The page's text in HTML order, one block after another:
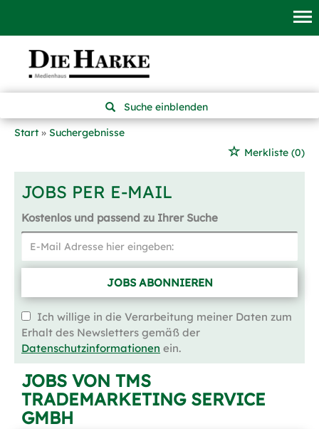
Suche einblenden
Start
Suchergebnisse
Merkliste (0)
JOBS PER E-MAIL
Kostenlos und passend zu Ihrer Suche
JOBS ABONNIEREN
Ich willige in die Verarbeitung meiner Daten zum
Erhalt des Newsletters gemäß der
Datenschutzinformationen ein.
JOBS VON TMS
TRADEMARKETING SERVICE
GMBH